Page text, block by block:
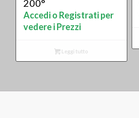
200°
Accedi o Registrati per
vedere i Prezzi
Leggi tutto